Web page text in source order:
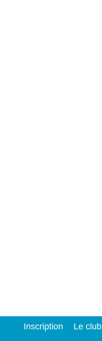
Inscription Le club